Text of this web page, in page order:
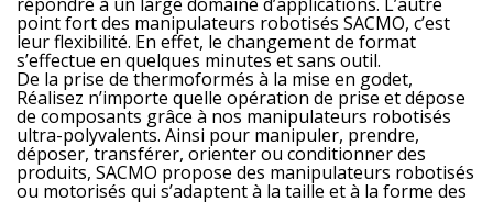
point fort des manipulateurs robotisés SACMO, c’est
leur flexibilité. En effet, le changement de format
s’effectue en quelques minutes et sans outil.
De la prise de thermoformés à la mise en godet,
Réalisez n’importe quelle opération de prise et dépose
de composants grâce à nos manipulateurs robotisés
ultra-polyvalents. Ainsi pour manipuler, prendre,
déposer, transférer, orienter ou conditionner des
produits, SACMO propose des manipulateurs robotisés
ou motorisés qui s’adaptent à la taille et à la forme des